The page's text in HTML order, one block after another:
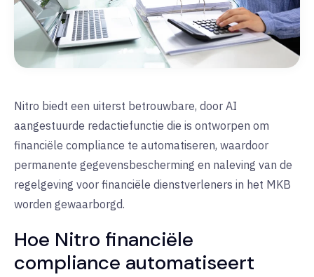
Nitro biedt een uiterst betrouwbare, door AI
aangestuurde redactiefunctie die is ontworpen om
financiële compliance te automatiseren, waardoor
permanente gegevensbescherming en naleving van de
regelgeving voor financiële dienstverleners in het MKB
worden gewaarborgd.
Hoe Nitro financiële
compliance automatiseert